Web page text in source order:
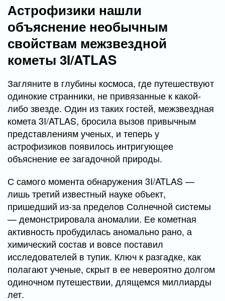
Астрофизики нашли
объяснение необычным
свойствам межзвездной
кометы 3I/ATLAS
Загляните в глубины космоса, где путешествуют
одинокие странники, не привязанные к какой-
либо звезде. Один из таких гостей, межзвездная
комета 3I/ATLAS, бросила вызов привычным
представлениям ученых, и теперь у
астрофизиков появилось интригующее
объяснение ее загадочной природы.
С самого момента обнаружения 3I/ATLAS —
лишь третий известный науке объект,
пришедший из-за пределов Солнечной системы
— демонстрировала аномалии. Ее кометная
активность пробудилась аномально рано, а
химический состав и вовсе поставил
исследователей в тупик. Ключ к разгадке, как
полагают ученые, скрыт в ее невероятно долгом
одиночном путешествии, длящемся миллиарды
лет.